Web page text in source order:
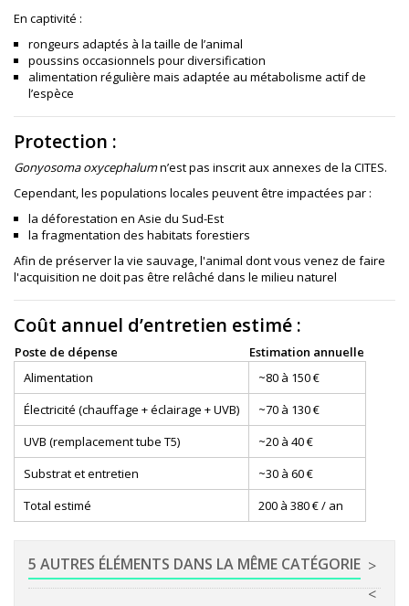
En captivité :
rongeurs adaptés à la taille de l’animal
poussins occasionnels pour diversification
alimentation régulière mais adaptée au métabolisme actif de
l’espèce
Protection :
Gonyosoma oxycephalumn’est pas inscrit aux annexes de la CITES.
Cependant, les populations locales peuvent être impactées par :
la déforestation en Asie du Sud-Est
la fragmentation des habitats forestiers
Afin de préserver la vie sauvage, l'animal dont vous venez de faire
l'acquisition ne doit pas être relâché dans le milieu naturel
Coût annuel d’entretien estimé :
Poste de dépense
Estimation annuelle
Alimentation
~80 à 150 €
Électricité (chauffage + éclairage + UVB)
~70 à 130 €
UVB (remplacement tube T5)
~20 à 40 €
Substrat et entretien
~30 à 60 €
Total estimé
200 à 380 € / an
5 AUTRES ÉLÉMENTS DANS LA MÊME CATÉGORIE >
<